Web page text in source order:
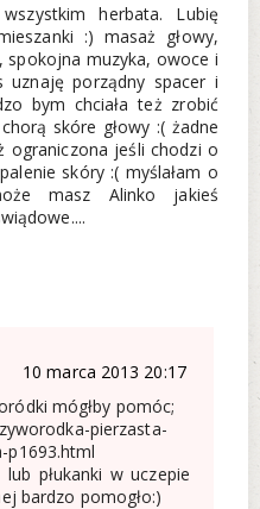
herbata. Lubię
:) masaż głowy,
spokojna muzyka, owoce i
uznaję porządny spacer i
bym chciała też zrobić
skóre głowy :( żadne
ograniczona jeśli chodzi o
skóry :( myślałam o
masz Alinko jakieś
10 marca 2013 20:17
mógłby pomóc;
pierzasta-
p1693.html
płukanki w uczepie
bardzo pomogło:)